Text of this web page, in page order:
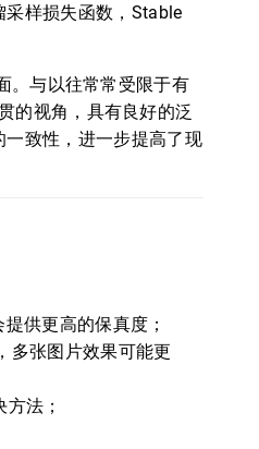
样损失函数，Stable
。与以往常常受限于有
的视角，具有良好的泛
致性，进一步提高了现
供更高的保真度；
多张图片效果可能更
法；